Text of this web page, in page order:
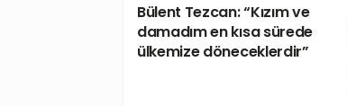
Bülent Tezcan: “Kızım ve
damadım en kısa sürede
ülkemize döneceklerdir”